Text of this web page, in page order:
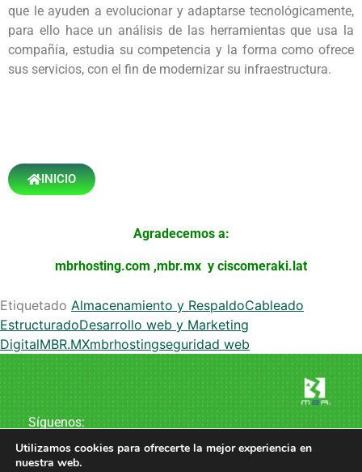
que le ayuden a evolucionar y adaptarse tecnológicamente,
para ello hace un análisis de las herramientas que usa la
compañía, estudia su competencia y la forma como ofrece
sus servicios, con el fin de modernizar su infraestructura.
INICIO
Agradecemos a:
mbrhosting.com ,mbr.mx y ciscomeraki.lat
Etiquetado Almacenamiento y RespaldoCableado
EstructuradoDesarrollo web y Marketing
DigitalMBR.MXmbrhostingseguridad web
Síguenos:
Utilizamos cookies para ofrecerte la mejor experiencia en
nuestra web.